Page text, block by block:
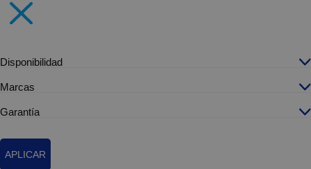
Disponibilidad
Marcas
Garantía
APLICAR